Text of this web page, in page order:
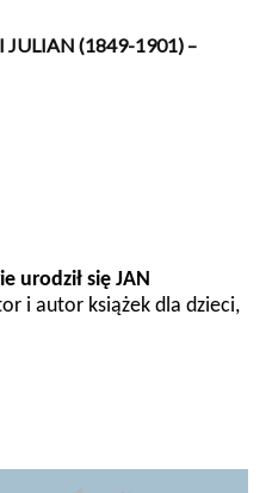
JULIAN (1849-1901) –
urodził się JAN
i autor książek dla dzieci,